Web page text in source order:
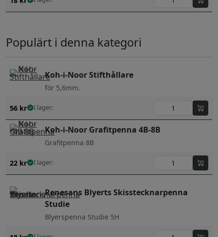
Populärt i denna kategori
Koh-i-Noor Stifthållare
för 5,6mm.
56 kr I lager:
Koh-i-Noor Grafitpenna 4B-8B
Grafitpenna 8B
22 kr I lager:
Renesans Blyerts Skisstecknarpenna
Studie
Blyerspenna Studie 5H